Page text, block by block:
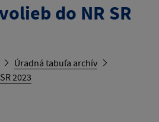
do NR SR
Úradná tabuľa archív
2023